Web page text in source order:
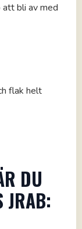
bli av med
flak helt
DU
JRAB: